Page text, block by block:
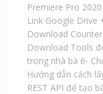
Premiere Pro
Link Google Drive
Download
Download Tools
trong nhà bà 6-
Hướng dẫn cách
REST API để tạo